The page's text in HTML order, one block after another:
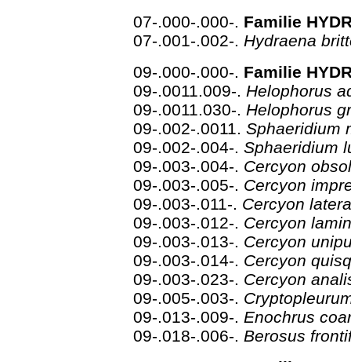
07-.000-.000-. Familie
07-.001-.002-. Hydraena
09-.000-.000-. Familie
09-.0011.009-. Helophorus
09-.0011.030-. Helophorus
09-.002-.0011. Sphaeridium
09-.002-.004-. Sphaeridium
09-.003-.004-. Cercyon
09-.003-.005-. Cercyon
09-.003-.011-. Cercyon
09-.003-.012-. Cercyon
09-.003-.013-. Cercyon
09-.003-.014-. Cercyon
09-.003-.023-. Cercyon
09-.005-.003-.
09-.013-.009-. Enochrus
09-.018-.006-. Berosus